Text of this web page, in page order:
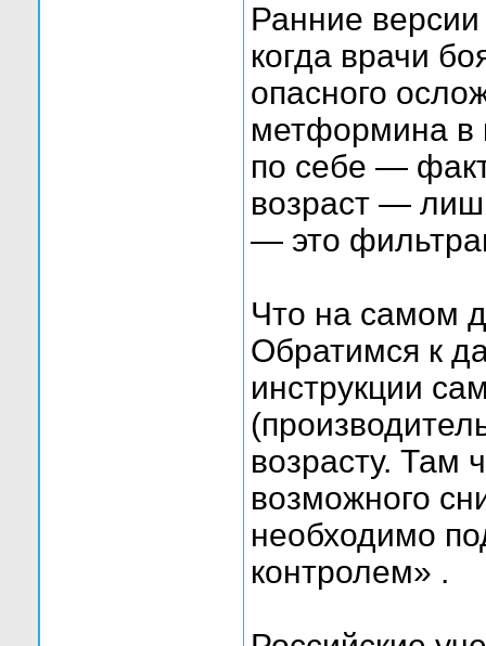
Ранние версии
когда врачи
опасного
метформина в
по себе —
возраст —
— это
Что на самом
Обратимся к
инструкции
возрасту. Там
возможного
необходимо
контролем» .